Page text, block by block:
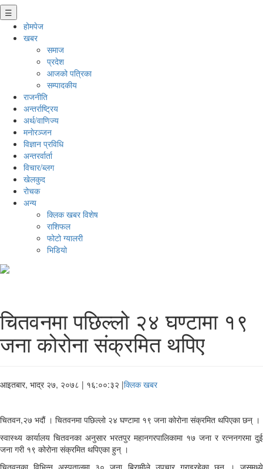
☰
होमपेज
खबर
समाज
प्रदेश
आजको पत्रिका
सम्पादकीय
राजनीति
अन्तर्राष्ट्रिय
अर्थ/वाणिज्य
मनाेरञ्जन
विज्ञान प्रविधि
अन्तरर्वार्ता
विचार/ब्लग
खेलकुद
रोचक
अन्य
क्लिक खबर विशेष
राशिफल
फोटो ग्यालरी
भिडियो
चितवनमा पछिल्लो २४ घण्टामा १९
जना कोरोना संक्रमित थपिए
आइतबार, भाद्र २७, २०७८ | १६:००:३२ |क्लिक खबर
चितवन,२७ भदौं । चितवनमा पछिल्लो २४ घण्टामा १९ जना कोरोना संक्रमित थपिएका छन् ।
स्वास्थ्य कार्यालय चितवनका अनुसार भरतपुर महानगरपालिकामा १७ जना र रत्ननगरमा दुई
जना गरी १९ कोरोना संक्रमित थपिएका हुन् ।
चितवनका विभिन्न अस्पतालमा ३० जना बिरामीले उपचार गराइरहेका छन् । जसमध्ये